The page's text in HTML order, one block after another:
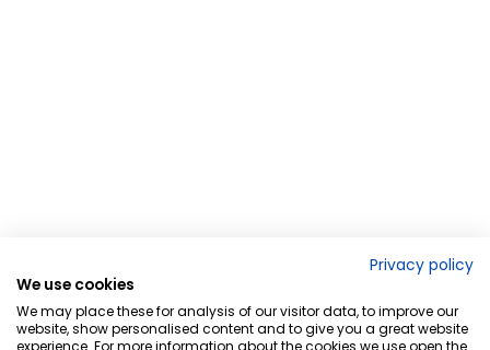
Privacy policy
We use cookies
We may place these for analysis of our visitor data, to improve our
website, show personalised content and to give you a great website
experience. For more information about the cookies we use open the